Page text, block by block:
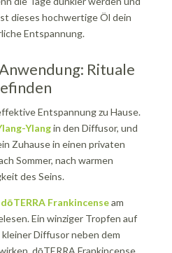
dieses hochwertige Öl dein
Entspannung.
Rituale
Entspannung zu Hause.
Ylangin den Diffusor, und
Zuhause in einen privaten
Sommer, nach warmen
des Seins.
dōTERRA Frankincenseam
Ein winziger Tropfen auf
Diffusor neben dem
dōTERRA Frankincense